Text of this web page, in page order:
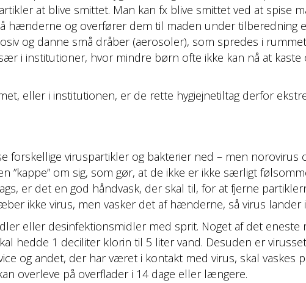
at blive smittet. Man kan fx blive smittet ved at spise
hænderne og overfører dem til maden under tilberedning
og danne små dråber (aerosoler), som spredes i
i institutioner, hvor mindre børn ofte ikke kan nå at
eller i institutionen, er de rette hygiejnetiltag derfor
forskellige viruspartikler og bakterier ned – men norovirus
”kappe” om sig, som gør, at de ikke er ikke særligt
er det en god håndvask, der skal til, for at fjerne
ikke virus, men vasker det af hænderne, så virus lander
eller desinfektionsmidler med sprit. Noget af det eneste
hedde 1 deciliter klorin til 5 liter vand. Desuden er
og andet, der har været i kontakt med virus, skal vaskes
overleve på overflader i 14 dage eller længere.